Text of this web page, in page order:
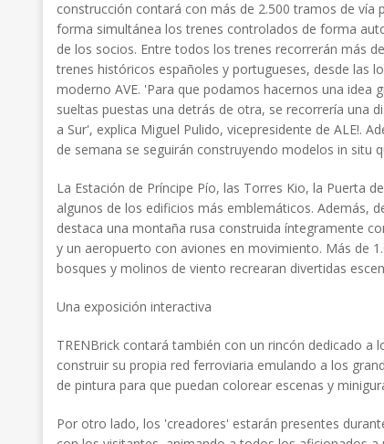
construcción contará con más de 2.500 tramos de
forma simultánea los trenes controlados de forma
de los socios. Entre todos los trenes recorrerán más
trenes históricos españoles y portugueses, desde las
moderno AVE. 'Para que podamos hacernos una idea
sueltas puestas una detrás de otra, se recorrería una
a Sur', explica Miguel Pulido, vicepresidente de ALE!.
de semana se seguirán construyendo modelos in situ
La Estación de Príncipe Pío, las Torres Kio, la Puerta
algunos de los edificios más emblemáticos. Además,
destaca una montaña rusa construida íntegramente
y un aeropuerto con aviones en movimiento. Más de
bosques y molinos de viento recrearan divertidas
Una exposición interactiva
TRENBrick contará también con un rincón dedicado
construir su propia red ferroviaria emulando a los
de pintura para que puedan colorear escenas y
Por otro lado, los 'creadores' estarán presentes